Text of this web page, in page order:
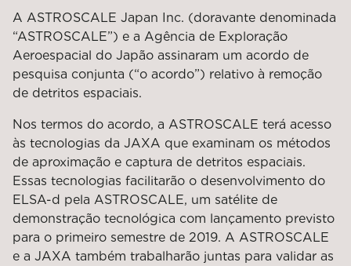
A ASTROSCALE Japan Inc. (doravante denominada
“ASTROSCALE”) e a Agência de Exploração
Aeroespacial do Japão assinaram um acordo de
pesquisa conjunta (“o acordo”) relativo à remoção
de detritos espaciais.
Nos termos do acordo, a ASTROSCALE terá acesso
às tecnologias da JAXA que examinam os métodos
de aproximação e captura de detritos espaciais.
Essas tecnologias facilitarão o desenvolvimento do
ELSA-d pela ASTROSCALE, um satélite de
demonstração tecnológica com lançamento previsto
para o primeiro semestre de 2019. A ASTROSCALE
e a JAXA também trabalharão juntas para validar as